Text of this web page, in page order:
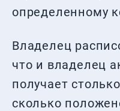
определенному
Владелец
что и владелец
получает
сколько